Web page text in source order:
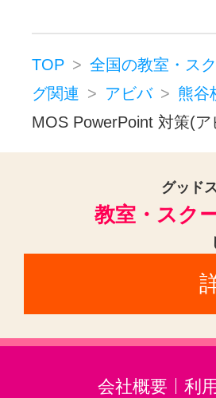
TOP 全国の教室・ス
グ関連
アビバ 熊谷
MOS PowerPoint 対策(
グッド
教室・スク
会社概要 利